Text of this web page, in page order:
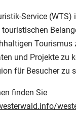
Service (WTS)
Tourismus
und Projekte zu
für Besucher zu
finden Sie